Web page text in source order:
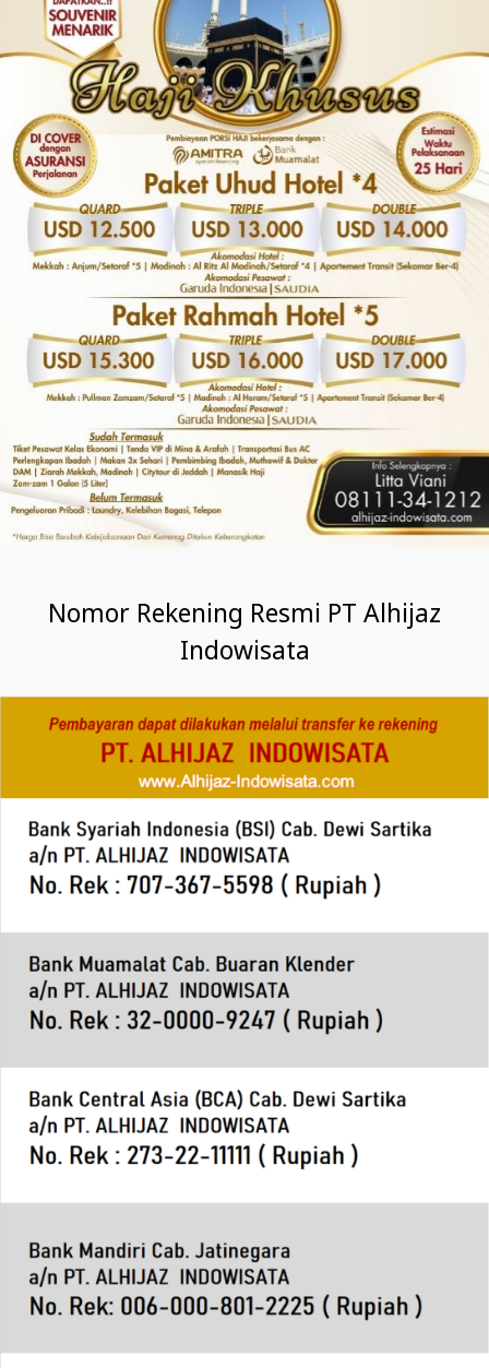
Nomor Rekening Resmi PT Alhijaz
Indowisata